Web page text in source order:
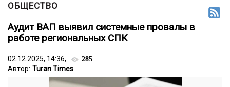
ОБЩЕСТВО
Аудит ВАП выявил системные провалы в
работе региональных СПК
02.12.2025, 14:36, 285
Автор: Turan Times